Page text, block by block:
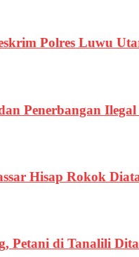
Polres Luwu
Penerbangan
Hisap Rokok
Petani di Tanalili